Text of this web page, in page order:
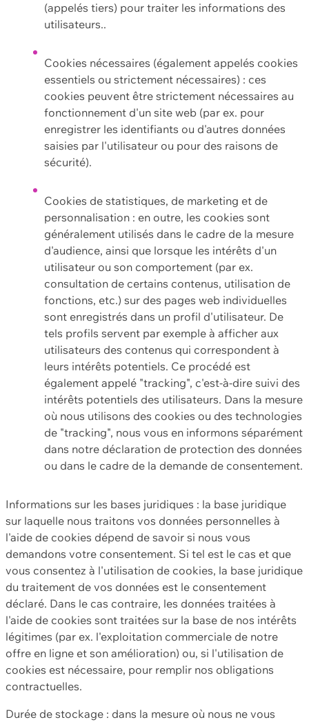
(appelés tiers) pour traiter les informations des
utilisateurs..
Cookies nécessaires (également appelés cookies
essentiels ou strictement nécessaires) : ces
cookies peuvent être strictement nécessaires au
fonctionnement d'un site web (par ex. pour
enregistrer les identifiants ou d'autres données
saisies par l'utilisateur ou pour des raisons de
sécurité).
Cookies de statistiques, de marketing et de
personnalisation : en outre, les cookies sont
généralement utilisés dans le cadre de la mesure
d'audience, ainsi que lorsque les intérêts d'un
utilisateur ou son comportement (par ex.
consultation de certains contenus, utilisation de
fonctions, etc.) sur des pages web individuelles
sont enregistrés dans un profil d'utilisateur. De
tels profils servent par exemple à afficher aux
utilisateurs des contenus qui correspondent à
leurs intérêts potentiels. Ce procédé est
également appelé "tracking", c'est-à-dire suivi des
intérêts potentiels des utilisateurs. Dans la mesure
où nous utilisons des cookies ou des technologies
de "tracking", nous vous en informons séparément
dans notre déclaration de protection des données
ou dans le cadre de la demande de consentement.
Informations sur les bases juridiques : la base juridique
sur laquelle nous traitons vos données personnelles à
l'aide de cookies dépend de savoir si nous vous
demandons votre consentement. Si tel est le cas et que
vous consentez à l'utilisation de cookies, la base juridique
du traitement de vos données est le consentement
déclaré. Dans le cas contraire, les données traitées à
l'aide de cookies sont traitées sur la base de nos intérêts
légitimes (par ex. l'exploitation commerciale de notre
offre en ligne et son amélioration) ou, si l'utilisation de
cookies est nécessaire, pour remplir nos obligations
contractuelles.
Durée de stockage : dans la mesure où nous ne vous